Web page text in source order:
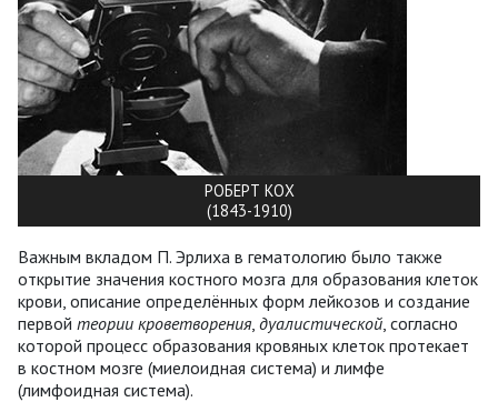
РОБЕРТ КОХ
(1843-1910)
Важным вкладом П. Эрлиха в гематологию было также
открытие значения костного мозга для образования клеток
крови, описание определённых форм лейкозов и создание
первой теории кроветворения, дуалистической , согласно
которой процесс образования кровяных клеток протекает
в костном мозге (миелоидная система) и лимфе
(лимфоидная система).